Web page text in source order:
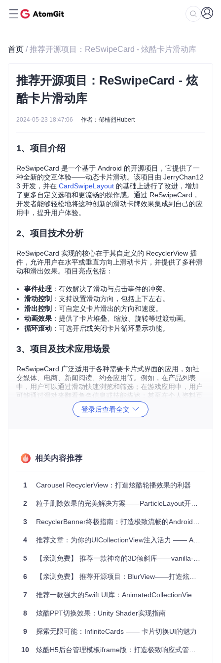
首页 / 推荐开源项目：ReSwipeCard - 炫酷卡片滑动库
推荐开源项目：ReSwipeCard - 炫
酷卡片滑动库
2024-05-23 18:47:06 作者：郁楠烈Hubert
1、项目介绍
ReSwipeCard 是一个基于 Android 的开源项目，它提供了一
种全新的交互体验——动态卡片滑动。该项目由 JerryChan12
3 开发，并在 CardSwipeLayout 的基础上进行了改进，增加
了更多自定义选项和更流畅的操作感。通过 ReSwipeCard，
开发者能够轻松地将这种创新的滑动卡牌效果集成到自己的应
用中，提升用户体验。
2、项目技术分析
ReSwipeCard 实现的核心在于其自定义的 RecyclerView 插
件，允许用户在水平或垂直方向上滑动卡片，并提供了多种滑
动和滑出效果。项目亮点包括：
事件处理 ：有效解决了滑动与点击事件的冲突。
滑动控制 ：支持设置滑动方向，包括上下左右。
滑出控制 ：可自定义卡片滑出的方向和速度。
动画效果 ：提供了卡片堆叠、缩放、旋转等过渡动画。
循环滚动 ：可选开启或关闭卡片循环显示功能。
3、项目及技术应用场景
ReSwipeCard 广泛适用于各种需要卡片式界面的应用，如社
交媒体、电商、新闻阅读、约会应用等。例如，在产品列表
中，用户可以通过滑动快速浏览和筛选；在游戏应用中，用户
可能通过滑动来翻看角色信息或技能描述；甚至在个人资料页
面，用户也能通过这样的方式切换查看不同的内容板块。
间、滑动阈值等多个参数。
兼容性好
性能优化：支持硬件加速，提供流畅的用户体验。
问，确保问题能得到及时解决。
看到这里，你是否对 ReSwipeCard 充满了兴趣？只需添加简
库。立即尝试，让用户体验提升到新的层次！
dependencies {
// 如果项目中没有使用RecyclerView
    compile(
// 如果项目中已使用RecyclerView
        exclude
module : 'recyclerview-v7'
登录后查看全文
相关内容推荐
1 Carousel RecyclerView：打造炫酷轮播效果的利器
2 粒子删除效果的完美解决方案——ParticleLayout开源项目推荐
3 RecyclerBanner终极指南：打造极致流畅的Android轮播体验 🚀
4 推荐文章：为你的UICollectionView注入活力 —— AnimatedCollectionViewLayout
5 【亲测免费】 推荐一款神奇的3D倾斜库——vanilla-tilt.js
6 【亲测免费】 推荐开源项目：BlurView——打造炫酷模糊效果
7 推荐一款强大的Swift UI库：AnimatedCollectionViewLayout
8 炫酷PPT切换效果：Unity Shader实现指南
9 探索无限可能：InfiniteCards —— 卡片切换UI的魅力
10 炫酷H5后台管理模板iframe版：打造极致响应式管理界面